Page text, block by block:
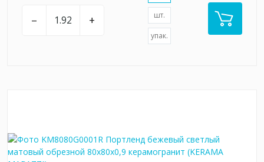
– + шт.
упак.